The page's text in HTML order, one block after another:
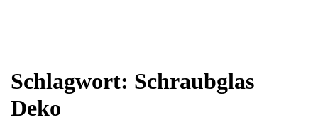
Schlagwort: Schraubglas
Deko